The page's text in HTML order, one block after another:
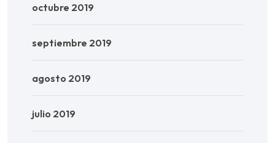
octubre 2019
septiembre 2019
agosto 2019
julio 2019